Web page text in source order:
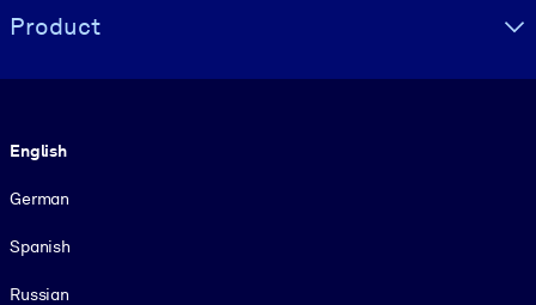
Product
English
German
Spanish
Russian